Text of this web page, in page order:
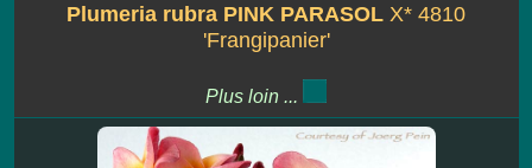
Plumeria rubra PINK PARASOL X* 4810
'Frangipanier'
Plus loin ...